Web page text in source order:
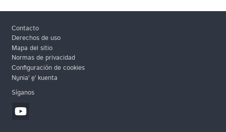
Footer
Contacto
Derechos de uso
Mapa del sitio
Normas de privacidad
Configuración de cookies
Nu̱niaꞌ e̱ꞌ kuenta
Síganos